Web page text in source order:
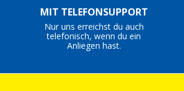
MIT TELEFONSUPPORT
Nur uns erreichst du auch
telefonisch, wenn du ein
Anliegen hast.